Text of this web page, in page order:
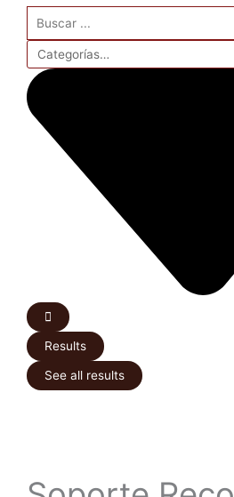
Search
...
Results
See all results